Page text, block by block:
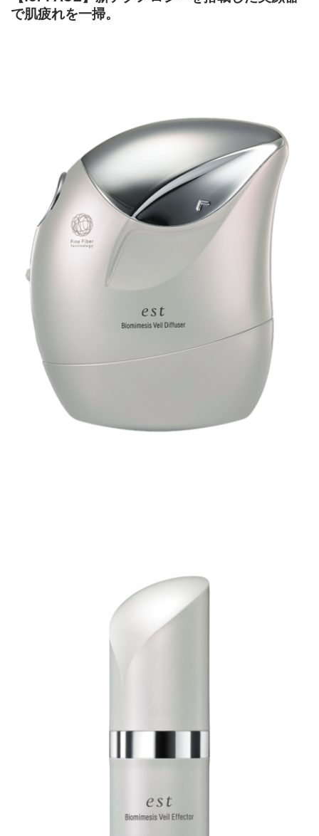
で肌疲れを一掃。